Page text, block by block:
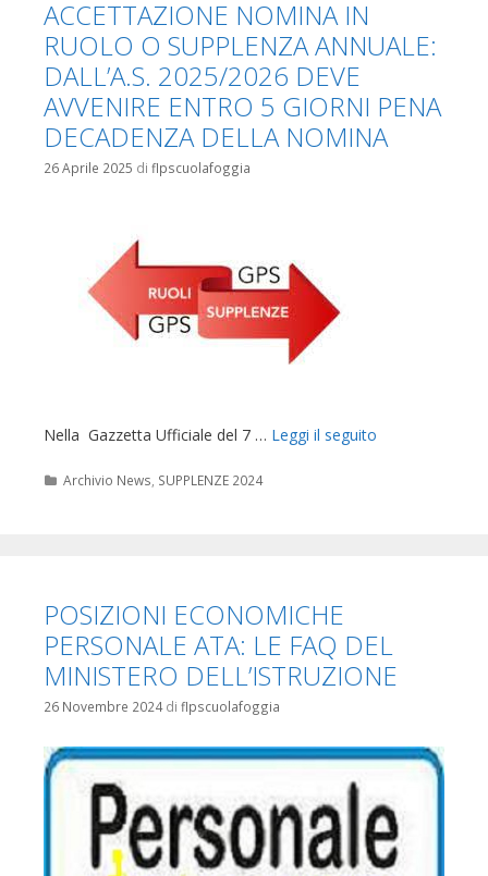
ACCETTAZIONE NOMINA IN
RUOLO O SUPPLENZA ANNUALE:
DALL’A.S. 2025/2026 DEVE
AVVENIRE ENTRO 5 GIORNI PENA
DECADENZA DELLA NOMINA
26 Aprile 2025 di flpscuolafoggia
Nella Gazzetta Ufficiale del 7 … Leggi il seguito
Categorie
Archivio News, SUPPLENZE 2024
POSIZIONI ECONOMICHE
PERSONALE ATA: LE FAQ DEL
MINISTERO DELL’ISTRUZIONE
26 Novembre 2024 di flpscuolafoggia